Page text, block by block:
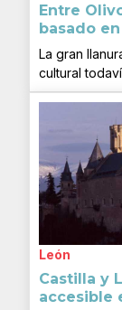
Entre
basado
La gran
cultural
León
Castilla y
accesible